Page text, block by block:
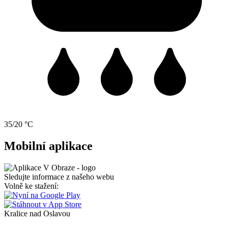
35/20 °C
Mobilní aplikace
Sledujte informace z našeho webu
Volně ke stažení:
Kralice nad Oslavou